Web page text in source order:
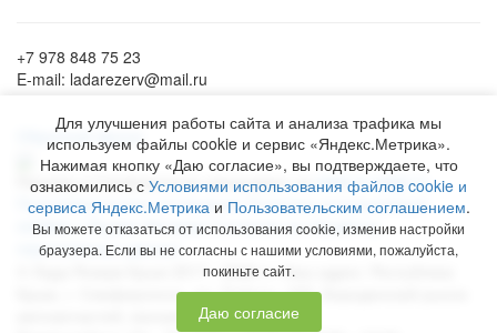
+7 978 848 75 23
E-mail: ladarezerv@mail.ru
Обратный звонок
Рекламу в Симферополе заказывают наwww.ra-salgir.ru.
Пользовательское соглашение Политика использования
cookies и Яндекс.Метрики Согласие на обработку
персональных данных
2017 - 2026 гг. Наш адрес:
Симферополь,пр. Победы, 230, Бородинский рынок
автозапчастей, магазин № 158
Для улучшения работы сайта и анализа трафика мы
используем файлы cookie и сервис «Яндекс.Метрика».
Нажимая кнопку «Даю согласие», вы подтверждаете, что
ознакомились с Условиями использования файлов cookie и
сервиса Яндекс.Метрикаи Пользовательским соглашением.
Вы можете отказаться от использования cookie, изменив настройки
браузера. Если вы не согласны с нашими условиями, пожалуйста,
покиньте сайт.
Даю согласие